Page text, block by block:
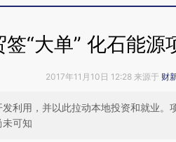
签“大单” 化石能源
2017年11月10日 12:28 来源于 财
利用，并以此拉动本地投资和就业。
未可知